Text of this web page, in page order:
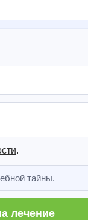
.
тайны.
лечение